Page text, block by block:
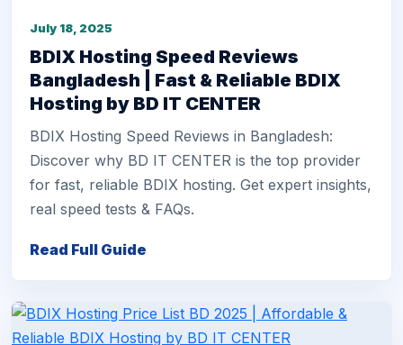
July 18, 2025
BDIX Hosting Speed Reviews
Bangladesh | Fast & Reliable BDIX
Hosting by BD IT CENTER
BDIX Hosting Speed Reviews in Bangladesh:
Discover why BD IT CENTER is the top provider
for fast, reliable BDIX hosting. Get expert insights,
real speed tests & FAQs.
Read Full Guide